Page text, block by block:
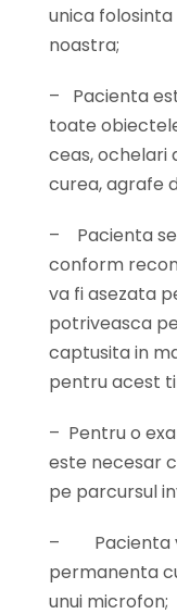
unica
noastra;
–
Pacienta
toate
ceas, ochelari
curea, agrafe
–
Pacienta
conform
va fi asezata
potriveasca
captusita in
pentru acest
– Pentru o
este necesar
pe parcursul
–
Pacienta
permanenta
unui microfon;